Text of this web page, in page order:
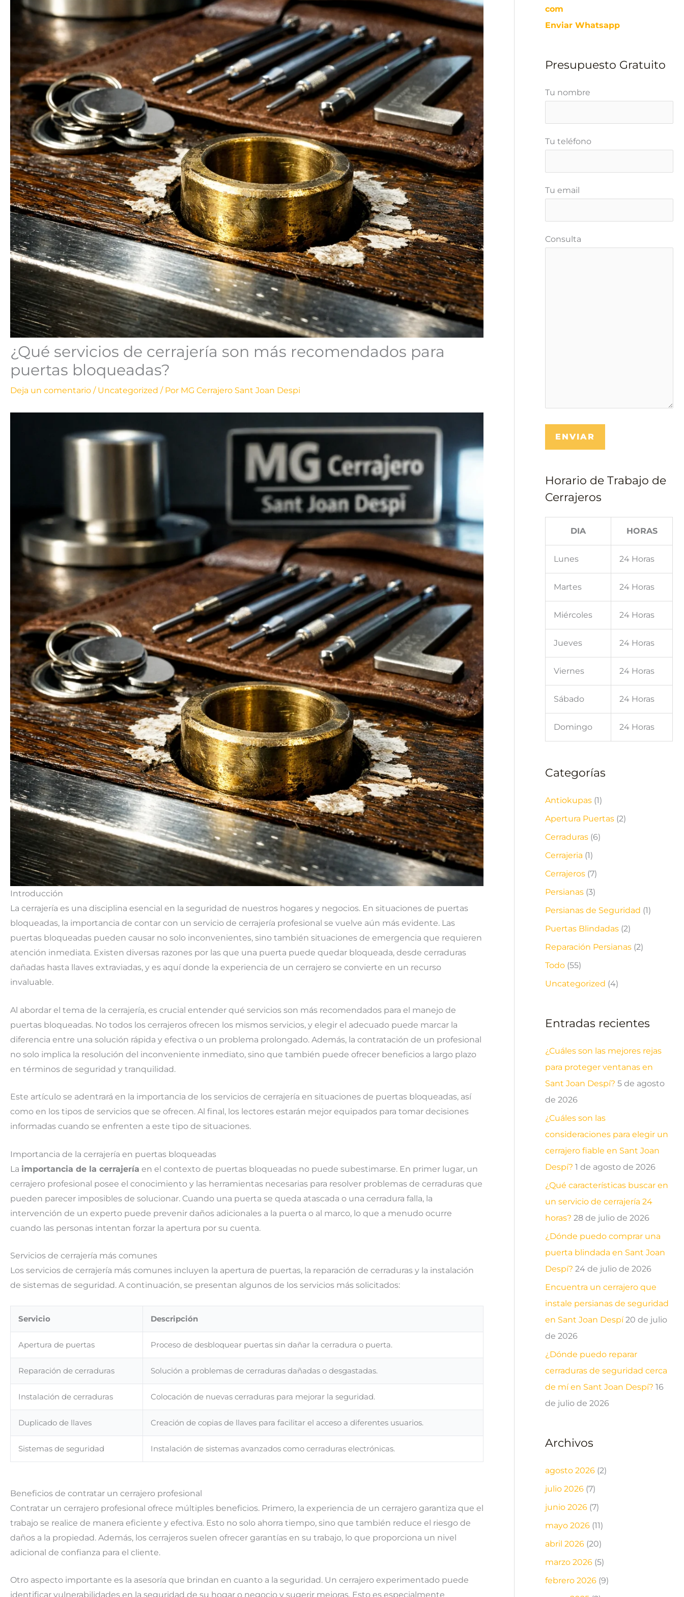
¿Qué servicios de cerrajería son más recomendados para
puertas bloqueadas?
Deja un comentario / Uncategorized / Por MG Cerrajero Sant Joan Despi
Introducción
La cerrajería es una disciplina esencial en la seguridad de nuestros hogares y negocios. En situaciones de puertas
bloqueadas, la importancia de contar con un servicio de cerrajería profesional se vuelve aún más evidente. Las
puertas bloqueadas pueden causar no solo inconvenientes, sino también situaciones de emergencia que requieren
atención inmediata. Existen diversas razones por las que una puerta puede quedar bloqueada, desde cerraduras
dañadas hasta llaves extraviadas, y es aquí donde la experiencia de un cerrajero se convierte en un recurso
invaluable.
Al abordar el tema de la cerrajería, es crucial entender qué servicios son más recomendados para el manejo de
puertas bloqueadas. No todos los cerrajeros ofrecen los mismos servicios, y elegir el adecuado puede marcar la
diferencia entre una solución rápida y efectiva o un problema prolongado. Además, la contratación de un profesional
no solo implica la resolución del inconveniente inmediato, sino que también puede ofrecer beneficios a largo plazo
en términos de seguridad y tranquilidad.
Este artículo se adentrará en la importancia de los servicios de cerrajería en situaciones de puertas bloqueadas, así
como en los tipos de servicios que se ofrecen. Al final, los lectores estarán mejor equipados para tomar decisiones
informadas cuando se enfrenten a este tipo de situaciones.
Importancia de la cerrajería en puertas bloqueadas
La importancia de la cerrajería en el contexto de puertas bloqueadas no puede subestimarse. En primer lugar, un
cerrajero profesional posee el conocimiento y las herramientas necesarias para resolver problemas de cerraduras que
pueden parecer imposibles de solucionar. Cuando una puerta se queda atascada o una cerradura falla, la
intervención de un experto puede prevenir daños adicionales a la puerta o al marco, lo que a menudo ocurre
cuando las personas intentan forzar la apertura por su cuenta.
Servicios de cerrajería más comunes
Los servicios de cerrajería más comunes incluyen la apertura de puertas, la reparación de cerraduras y la instalación
de sistemas de seguridad. A continuación, se presentan algunos de los servicios más solicitados:
Servicio Descripción
Apertura de puertas Proceso de desbloquear puertas sin dañar la cerradura o puerta.
Reparación de cerraduras Solución a problemas de cerraduras dañadas o desgastadas.
Instalación de cerraduras Colocación de nuevas cerraduras para mejorar la seguridad.
Duplicado de llaves Creación de copias de llaves para facilitar el acceso a diferentes usuarios.
Sistemas de seguridad Instalación de sistemas avanzados como cerraduras electrónicas.
Beneficios de contratar un cerrajero profesional
Contratar un cerrajero profesional ofrece múltiples beneficios. Primero, la experiencia de un cerrajero garantiza que el
trabajo se realice de manera eficiente y efectiva. Esto no solo ahorra tiempo, sino que también reduce el riesgo de
daños a la propiedad. Además, los cerrajeros suelen ofrecer garantías en su trabajo, lo que proporciona un nivel
adicional de confianza para el cliente.
Otro aspecto importante es la asesoría que brindan en cuanto a la seguridad. Un cerrajero experimentado puede
identificar vulnerabilidades en la seguridad de su hogar o negocio y sugerir mejoras. Esto es especialmente
com
Enviar Whatsapp
Presupuesto Gratuito
Tu nombre
Tu teléfono
Tu email
Consulta
Horario de Trabajo de
Cerrajeros
DIA HORAS
Lunes 24 Horas
Martes 24 Horas
Miércoles 24 Horas
Jueves 24 Horas
Viernes 24 Horas
Sábado 24 Horas
Domingo 24 Horas
Categorías
Antiokupas (1)
Apertura Puertas (2)
Cerraduras (6)
Cerrajeria (1)
Cerrajeros (7)
Persianas (3)
Persianas de Seguridad (1)
Puertas Blindadas (2)
Reparación Persianas (2)
Todo (55)
Uncategorized (4)
Entradas recientes
¿Cuáles son las mejores rejas
para proteger ventanas en
Sant Joan Despí? 5 de agosto
de 2026
¿Cuáles son las
consideraciones para elegir un
cerrajero fiable en Sant Joan
Despí? 1 de agosto de 2026
¿Qué características buscar en
un servicio de cerrajería 24
horas? 28 de julio de 2026
¿Dónde puedo comprar una
puerta blindada en Sant Joan
Despí? 24 de julio de 2026
Encuentra un cerrajero que
instale persianas de seguridad
en Sant Joan Despí 20 de julio
de 2026
¿Dónde puedo reparar
cerraduras de seguridad cerca
de mí en Sant Joan Despí? 16
de julio de 2026
Archivos
agosto 2026 (2)
julio 2026 (7)
junio 2026 (7)
mayo 2026 (11)
abril 2026 (20)
marzo 2026 (5)
febrero 2026 (9)